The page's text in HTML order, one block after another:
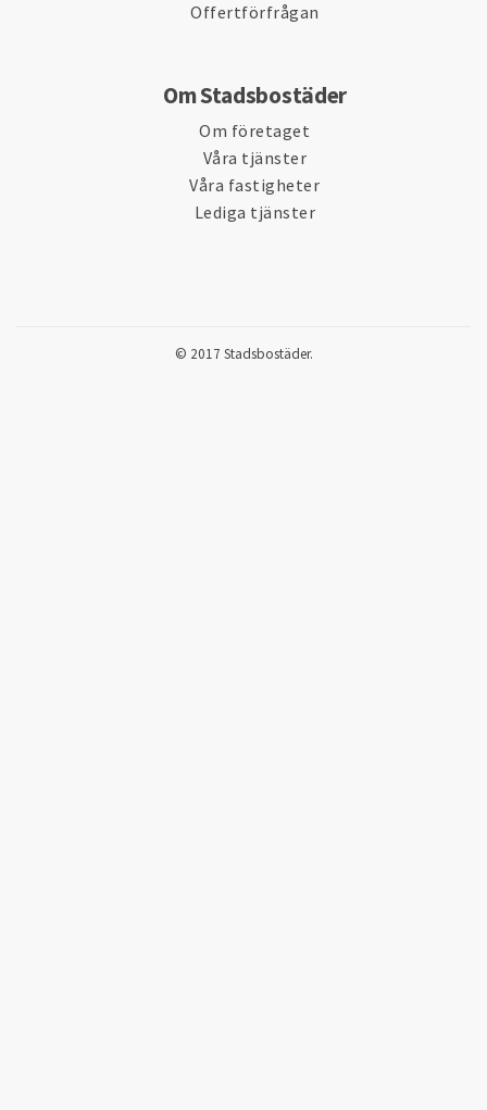
Offertförfrågan
Om Stadsbostäder
Om företaget
Våra tjänster
Våra fastigheter
Lediga tjänster
© 2017 Stadsbostäder.